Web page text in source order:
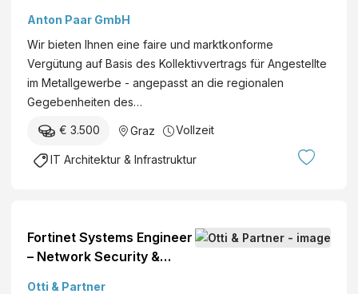
t
i
o
n
Anton Paar GmbH
Wir bieten Ihnen eine faire und marktkonforme
Vergütung auf Basis des Kollektivvertrags für Angestellte
im Metallgewerbe - angepasst an die regionalen
Gegebenheiten des…
€ 3.500 Graz Vollzeit
IT Architektur & Infrastruktur
Fortinet Systems Engineer
– Network Security &
Otti & Partner